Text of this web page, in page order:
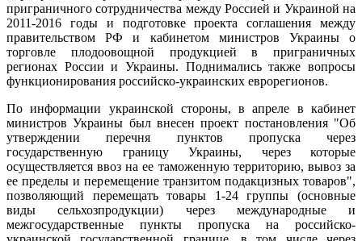
приграничного сотрудничества между Россией и Украиной на
2011-2016 годы и подготовке проекта соглашения между
правительством РФ и кабинетом министров Украины о
торговле плодоовощной продукцией в приграничных
регионах России и Украины. Поднимались также вопросы
функционирования российско-украинских еврорегионов.
По информации украинской стороны, в апреле в кабинет
министров Украины был внесен проект постановления "Об
утверждении перечня пунктов пропуска через
государственную границу Украины, через которые
осуществляется ввоз на ее таможенную территорию, вывоз за
ее пределы и перемещение транзитом подакцизных товаров",
позволяющий перемещать товары 1-24 группы (основные
виды сельхозпродукции) через международные и
межгосударственные пункты пропуска на российско-